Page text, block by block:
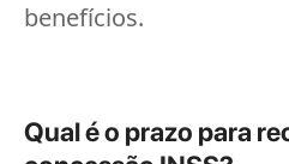
benefícios.
Qual é o prazo para